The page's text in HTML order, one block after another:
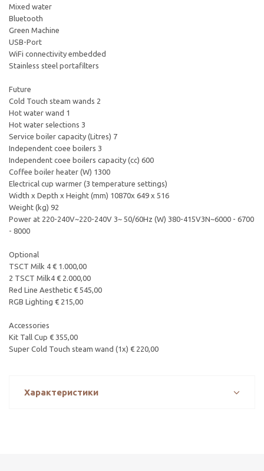
Mixed water
Bluetooth
Green Machine
USB-Port
WiFi connectivity embedded
Stainless steel portafilters
Future
Cold Touch steam wands 2
Hot water wand 1
Hot water selections 3
Service boiler capacity (Litres) 7
Independent coee boilers 3
Independent coee boilers capacity (cc) 600
Coffee boiler heater (W) 1300
Electrical cup warmer (3 temperature settings)
Width x Depth x Height (mm) 10870x 649 x 516
Weight (kg) 92
Power at 220-240V~220-240V 3~ 50/60Hz (W) 380-415V3N~6000 - 6700
- 8000
Optional
TSCT Milk 4 € 1.000,00
2 TSCT Milk4 € 2.000,00
Red Line Aesthetic € 545,00
RGB Lighting € 215,00
Accessories
Kit Tall Cup € 355,00
Super Cold Touch steam wand (1x) € 220,00
Характеристики